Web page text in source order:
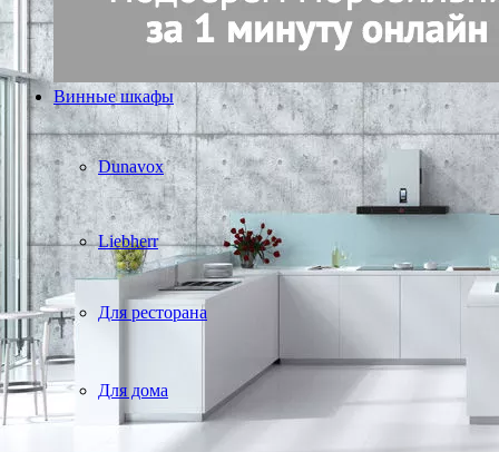
Винные шкафы
Dunavox
Liebherr
Для ресторана
Для дома